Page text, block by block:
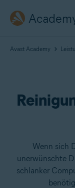
Avast Academy
Wenn sich
unerwünschte
schlanker